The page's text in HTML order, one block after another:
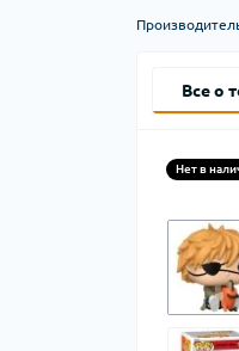
Все о
Нет в